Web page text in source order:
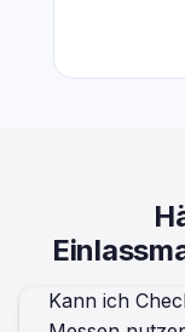
Kann ich